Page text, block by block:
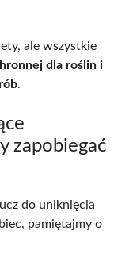
ale wszystkie
dla roślin i
.
zapobiegać
do uniknięcia
pamiętajmy o